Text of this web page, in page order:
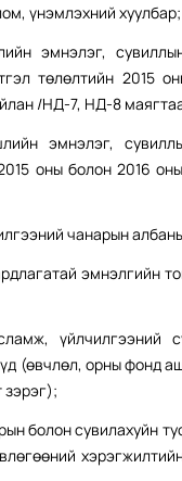
үнэмлэхний хуулбар;
эмнэлэг,
төлөлтийн 2015
/НД-7, НД-8
эмнэлэг,
оны болон 2016
чанарын
эмнэлгийн
үйлчилгээний
(өвчлөл, орны фонд
зэрэг);
болон сувилахуйн